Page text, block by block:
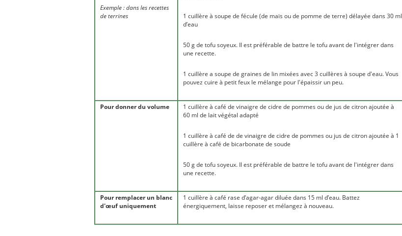
Exemple : dans les recettes
de terrines
1 cuillère à soupe de fécule (de maïs ou de pomme de terre) délayée dans 30 ml
d’eau
50 g de tofu soyeux. Il est préférable de battre le tofu avant de l'intégrer dans
une recette.
1 cuillère a soupe de graines de lin mixées avec 3 cuillères à soupe d'eau. Vous
pouvez cuire à petit feux le mélange pour l'épaissir un peu.
Pour donner du volume
1 cuillère à café de vinaigre de cidre de pommes ou de jus de citron ajoutée à
60 ml de lait végétal adapté
1 cuillère à café de de vinaigre de cidre de pommes ou jus de citron ajoutée à 1
cuillère à café de bicarbonate de soude
50 g de tofu soyeux. Il est préférable de battre le tofu avant de l'intégrer dans
une recette.
Pour remplacer un blanc
d'œuf uniquement
1 cuillère à café rase d’agar-agar diluée dans 15 ml d’eau. Battez
énergiquement, laisse reposer et mélangez à nouveau.